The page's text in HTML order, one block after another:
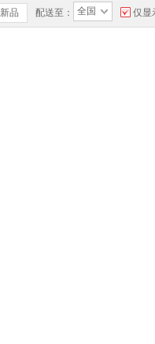
新品 配送至： 全国 仅显